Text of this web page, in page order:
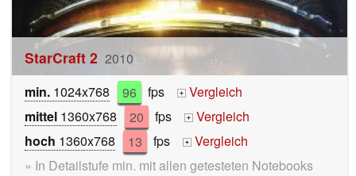
StarCraft 2 2010
min. 1024x768 96 fps +
Vergleich
mittel 1360x768 20 fps +
Vergleich
hoch 1360x768 13 fps +
Vergleich
» In Detailstufe min. mit allen getesteten Notebooks